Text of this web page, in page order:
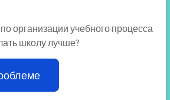
организации учебного процесса
школу лучше?